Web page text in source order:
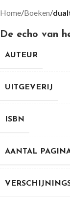
Home Boeken
De echo van
AUTEUR
UITGEVERIJ
ISBN
AANTAL